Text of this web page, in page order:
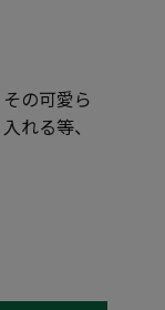
の可愛ら
れる等、